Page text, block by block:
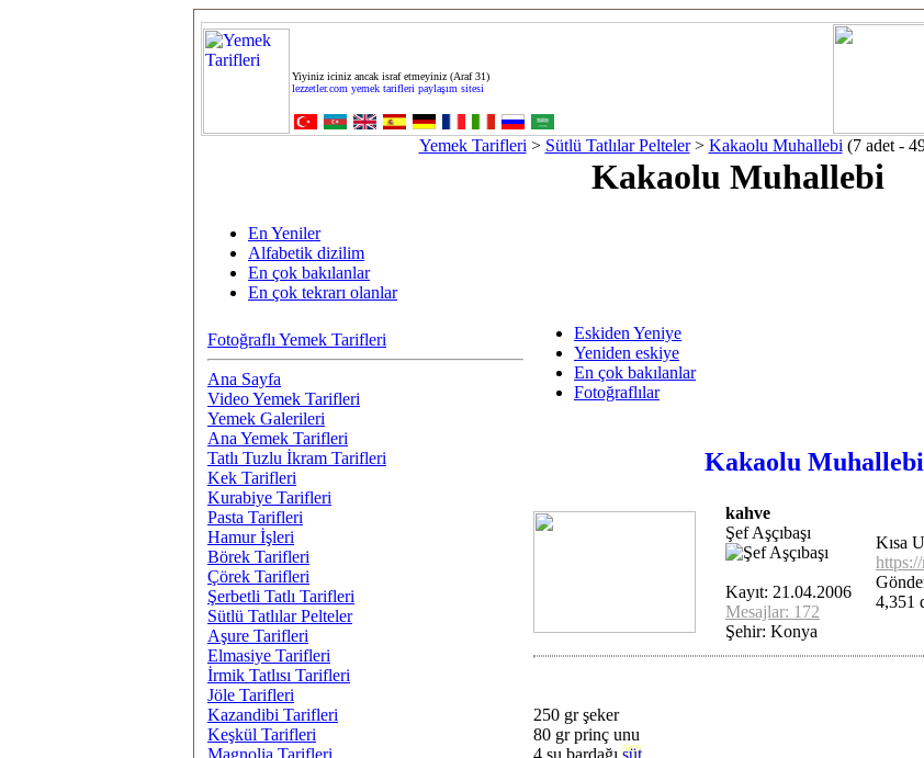
Yiyiniz iciniz ancak israf etmeyiniz (Araf 31)
lezzetler.com yemek tarifleri paylaşım sitesi
Yemek Tarifleri > Sütlü Tatlılar Pelteler> Kakaolu Muhallebi (7 adet -
Kakaolu Muhallebi
En Yeniler
Alfabetik dizilim
En çok bakılanlar
En çok tekrarı olanlar
Fotoğraflı Yemek Tarifleri
Ana Sayfa
Video Yemek Tarifleri
Yemek Galerileri
Ana Yemek Tarifleri
Tatlı Tuzlu İkram Tarifleri
Kek Tarifleri
Kurabiye Tarifleri
Pasta Tarifleri
Hamur İşleri
Börek Tarifleri
Çörek Tarifleri
Şerbetli Tatlı Tarifleri
Sütlü Tatlılar Pelteler
Aşure Tarifleri
Elmasiye Tarifleri
İrmik Tatlısı Tarifleri
Jöle Tarifleri
Kazandibi Tarifleri
Keşkül Tarifleri
Magnolia Tarifleri
Eskiden Yeniye
Yeniden eskiye
En çok bakılanlar
Fotoğraflılar
Kakaolu Muhallebi
kahve
Şef Aşçıbaşı
Kayıt: 21.04.2006
Mesajlar: 172
Şehir: Konya
Kısa
4,351
250 gr şeker
80 gr prinç unu
4 su bardağı süt